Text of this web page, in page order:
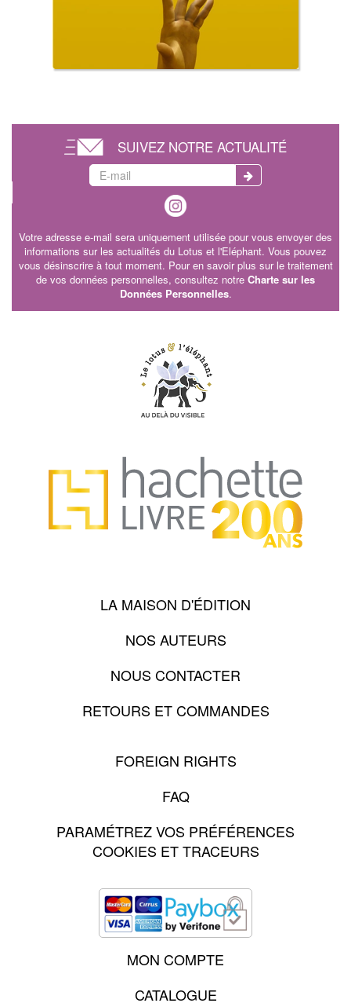
SUIVEZ NOTRE ACTUALITÉ
Votre adresse e-mail sera uniquement utilisée pour vous envoyer des
informations sur les actualités du Lotus et l'Eléphant. Vous pouvez
vous désinscrire à tout moment. Pour en savoir plus sur le traitement
de vos données personnelles, consultez notre Charte sur les
Données Personnelles.
LA MAISON D'ÉDITION
NOS AUTEURS
NOUS CONTACTER
RETOURS ET COMMANDES
FOREIGN RIGHTS
FAQ
PARAMÉTREZ VOS PRÉFÉRENCES
COOKIES ET TRACEURS
MON COMPTE
CATALOGUE